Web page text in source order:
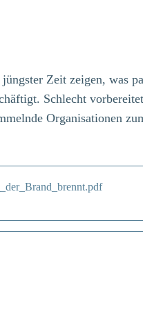
Zeit zeigen, was
Schlecht
Organisationen
.pdf